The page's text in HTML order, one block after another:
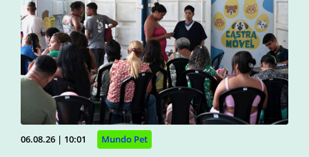
06.08.26 | 10:01 Mundo Pet